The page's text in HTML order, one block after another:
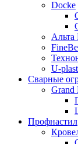
Docke
U-plast
Сварные
Grand
Профнастил